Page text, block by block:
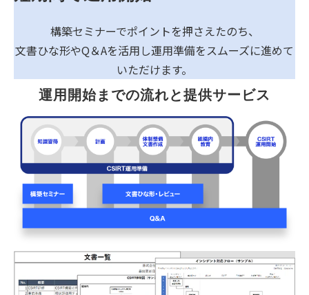
構築セミナーでポイントを押さえたのち、
文書ひな形やQ＆Aを活用し運用準備をスムーズに進めて
いただけます。
運用開始までの流れと提供サービス